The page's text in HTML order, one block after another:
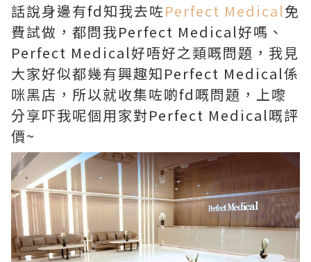
話說身邊有fd知我去咗Perfect Medical免
費試做，都問我Perfect Medical好嗎、
Perfect Medical好唔好之類嘅問題，我見
大家好似都幾有興趣知Perfect Medical係
咪黑店，所以就收集咗啲fd嘅問題，上嚟
分享吓我呢個用家對Perfect Medical嘅評
價~